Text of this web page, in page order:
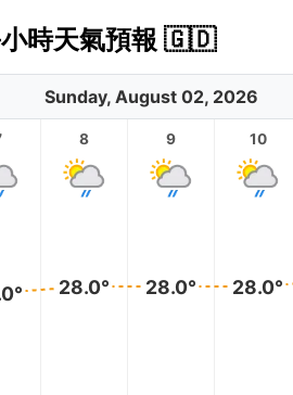
小時天氣預報 🇬🇩
Sunday, August 02, 2026
8
28.0°
9
28.0°
10
28.0°